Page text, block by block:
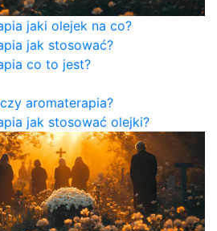
jaki olejek na co?
jak stosować?
co to jest?
aromaterapia?
jak stosować olejki?